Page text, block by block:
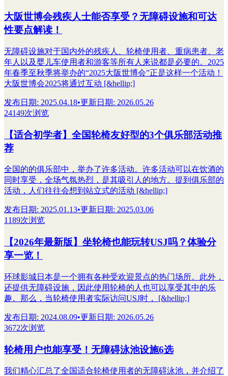
大阪世博会残疾人士能否享受？无障碍设施和可达
性要点解读！
无障碍设施对于国内外的残疾人、轮椅使用者、重病患者、老
年人以及婴儿车使用者和游客等所有人来说都是必要的。2025
年春季至秋季将举办的“2025大阪世博会”正是这样一个活动！
大阪世博会2025将通过互动 [&hellip;]
发布日期: 2025.04.18•更新日期: 2026.05.26
24149次浏览
【适合初学者】全国轮椅友好型的3个俱乐部活动推
荐
全国的的俱乐部中，举办了许多活动。许多活动可以在饮酒的
同时享受，全场气氛热烈，是其吸引人的地方。提到俱乐部的
活动，人们往往会想到站立式的活动 [&hellip;]
发布日期: 2025.01.13•更新日期: 2025.03.06
1189次浏览
【2026年最新版】坐轮椅也能玩转USJ吗？体验分
享一览！
环球影城日本是一个拥有各种受欢迎景点的热门场所。此外，
还提供无障碍设施，因此使用轮椅的人也可以享受其中的乐
趣。那么，当轮椅使用者实际访问USJ时， [&hellip;]
发布日期: 2024.08.09•更新日期: 2026.05.26
3672次浏览
轮椅用户也能享受！无障碍泳池设施6选
我们精心汇总了全国适合轮椅使用者的无障碍泳池，并介绍了